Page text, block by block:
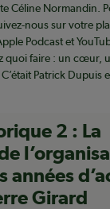
Céline Normandin.
nous sur votre
Podcast et
quoi faire : un cœur,
Patrick Dupuis
2 : La
années
Girard